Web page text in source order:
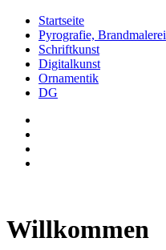
Startseite
Pyrografie, Brandmalerei
Schriftkunst
Digitalkunst
Ornamentik
DG
Willkommen